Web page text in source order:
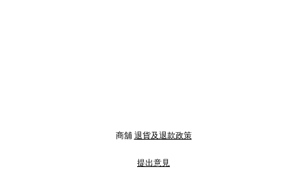
商舖 退貨及退款政策
提出意見